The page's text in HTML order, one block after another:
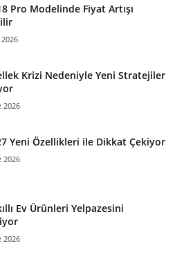
Pro Modelinde Fiyat Artışı
Krizi Nedeniyle Yeni Stratejiler
2026
Yeni Özellikleri ile Dikkat Çekiyor
2026
Ev Ürünleri Yelpazesini
2026